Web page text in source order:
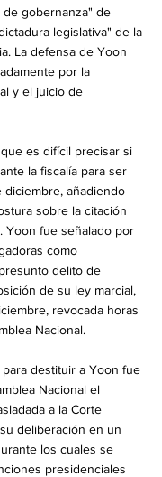
de gobernanza" de
legislativa" de la
La defensa de Yoon
por la
y el juicio de
es difícil precisar si
la fiscalía para ser
diciembre, añadiendo
sobre la citación
Yoon fue señalado por
como
delito de
de su ley marcial,
revocada horas
Nacional.
destituir a Yoon fue
Nacional el
a la Corte
deliberación en un
los cuales se
presidenciales